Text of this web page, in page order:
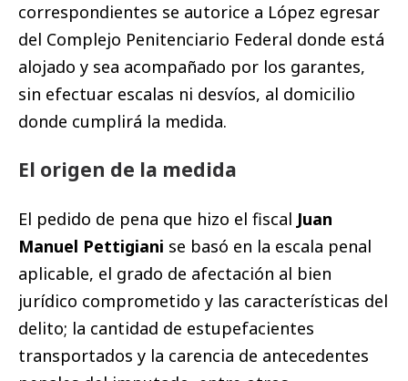
correspondientes se autorice a López egresar
del Complejo Penitenciario Federal donde está
alojado y sea acompañado por los garantes,
sin efectuar escalas ni desvíos, al domicilio
donde cumplirá la medida.
El origen de la medida
El pedido de pena que hizo el fiscal Juan
Manuel Pettigiani se basó en la escala penal
aplicable, el grado de afectación al bien
jurídico comprometido y las características del
delito; la cantidad de estupefacientes
transportados y la carencia de antecedentes